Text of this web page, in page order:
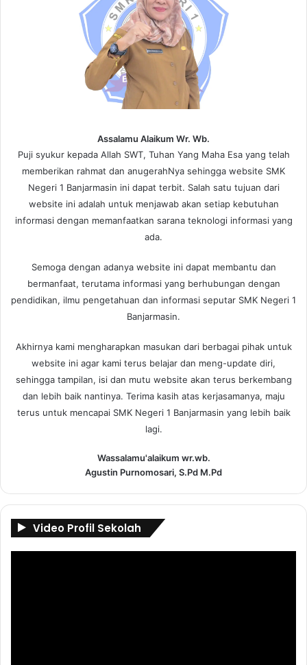
Assalamu Alaikum Wr. Wb.
Puji syukur kepada Allah SWT, Tuhan Yang Maha Esa yang telah
memberikan rahmat dan anugerahNya sehingga website SMK
Negeri 1 Banjarmasin ini dapat terbit. Salah satu tujuan dari
website ini adalah untuk menjawab akan setiap kebutuhan
informasi dengan memanfaatkan sarana teknologi informasi yang
ada.
Semoga dengan adanya website ini dapat membantu dan
bermanfaat, terutama informasi yang berhubungan dengan
pendidikan, ilmu pengetahuan dan informasi seputar SMK Negeri 1
Banjarmasin.
Akhirnya kami mengharapkan masukan dari berbagai pihak untuk
website ini agar kami terus belajar dan meng-update diri,
sehingga tampilan, isi dan mutu website akan terus berkembang
dan lebih baik nantinya. Terima kasih atas kerjasamanya, maju
terus untuk mencapai SMK Negeri 1 Banjarmasin yang lebih baik
lagi.
Wassalamu'alaikum wr.wb.
Agustin Purnomosari, S.Pd M.Pd
Video Profil Sekolah